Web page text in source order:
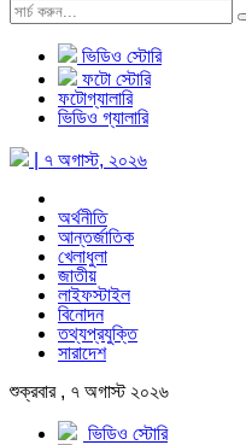
ভিডিও স্টোরি
ফটো স্টোরি
ফটোগ্যালারি
ভিডিও গ্যালারি
| ৭ অগাস্ট, ২০২৬
অর্থনীতি
আন্তর্জাতিক
খেলাধুলা
জাতীয়
লাইফস্টাইল
বিনোদন
তথ্যপ্রযুক্তি
সারাদেশ
শুক্রবার , ৭ অগাস্ট ২০২৬
ভিডিও স্টোরি